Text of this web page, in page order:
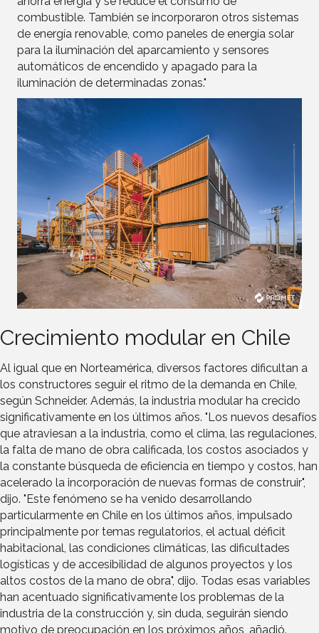
combustible. También se incorporaron otros sistemas
de energía renovable, como paneles de energía solar
para la iluminación del aparcamiento y sensores
automáticos de encendido y apagado para la
iluminación de determinadas zonas."
Crecimiento modular en Chile
Al igual que en Norteamérica, diversos factores dificultan a
los constructores seguir el ritmo de la demanda en Chile,
según Schneider. Además, la industria modular ha crecido
significativamente en los últimos años. "Los nuevos desafíos
que atraviesan a la industria, como el clima, las regulaciones,
la falta de mano de obra calificada, los costos asociados y
la constante búsqueda de eficiencia en tiempo y costos, han
acelerado la incorporación de nuevas formas de construir",
dijo. "Este fenómeno se ha venido desarrollando
particularmente en Chile en los últimos años, impulsado
principalmente por temas regulatorios, el actual déficit
habitacional, las condiciones climáticas, las dificultades
logísticas y de accesibilidad de algunos proyectos y los
altos costos de la mano de obra", dijo. Todas esas variables
han acentuado significativamente los problemas de la
industria de la construcción y, sin duda, seguirán siendo
motivo de preocupación en los próximos años, añadió.